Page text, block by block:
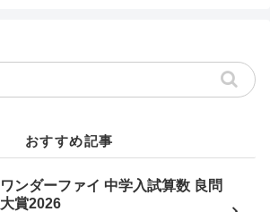
おすすめ記事
ワンダーファイ 中学入試算数 良問
大賞2026